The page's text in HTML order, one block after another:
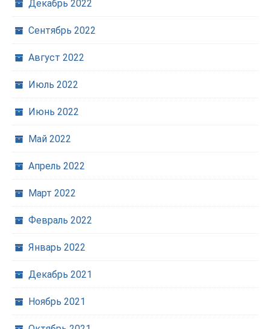
Декабрь 2022
Сентябрь 2022
Август 2022
Июль 2022
Июнь 2022
Май 2022
Апрель 2022
Март 2022
Февраль 2022
Январь 2022
Декабрь 2021
Ноябрь 2021